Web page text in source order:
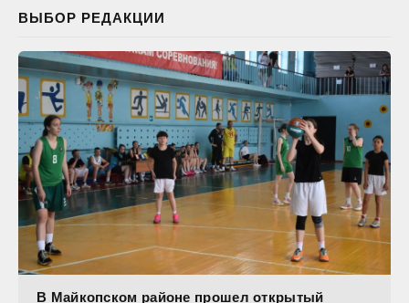
ВЫБОР РЕДАКЦИИ
В Майкопском районе прошел открытый